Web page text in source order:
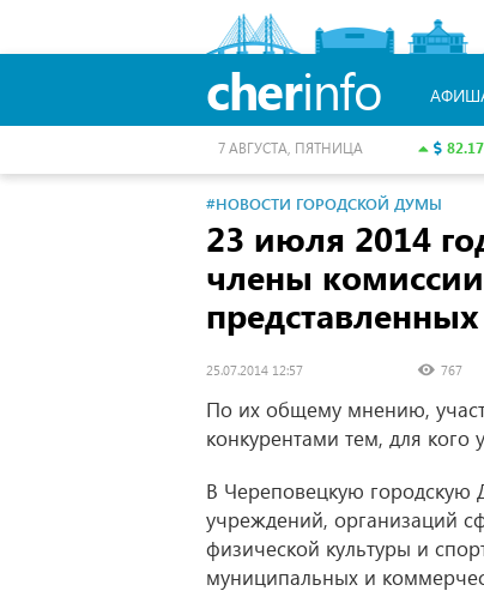
cherinfo
7 АВГУСТА, ПЯТНИЦА
#НОВОСТИ ГОРОДСКОЙ ДУМЫ
23 июля 2014
члены
25.07.2014 12:57 767
По их общему мнению,
конкурентами тем, для кого
В Череповецкую городскую
учреждений, организаций
физической культуры и
муниципальных и